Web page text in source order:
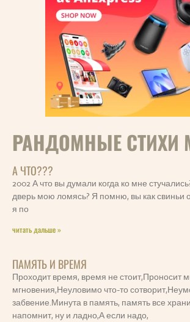
РАНДОМНЫЕ СТИХИ
А ЧТО???
2002 А что вы думали когда ко мне
дверь мою ломясь? Я помню, вы как свиньи
я по
читать дальше »
ПАМЯТЬ И ВРЕМЯ
Проходит время, время не стоит,Проносит
мгновения,Неуловимо что-то
забвение.Минута в память, память все
напомнит, ну и ладно,А если надо,